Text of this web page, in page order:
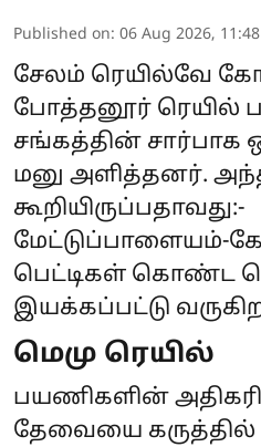
Published on: 06 Aug 2026,
சேலம் ரெயில்வே
போத்தனூர் ரெயில்
சங்கத்தின் சார்பாக
மனு அளித்தனர்.
கூறியிருப்பதாவது:-
மேட்டுப்பாளையம்-
பெட்டிகள் கொண்ட
இயக்கப்பட்டு
மெமு ரெயில்
பயணிகளின்
தேவையை